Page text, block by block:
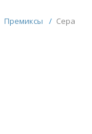
Премиксы / Сера